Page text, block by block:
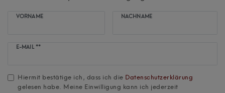
VORNAME NACHNAME
E-MAIL **
Newsletter
Hiermit bestätige ich, dass ich die Daten­schutz­erklärung
gelesen habe. Meine Einwilligung kann ich jederzeit